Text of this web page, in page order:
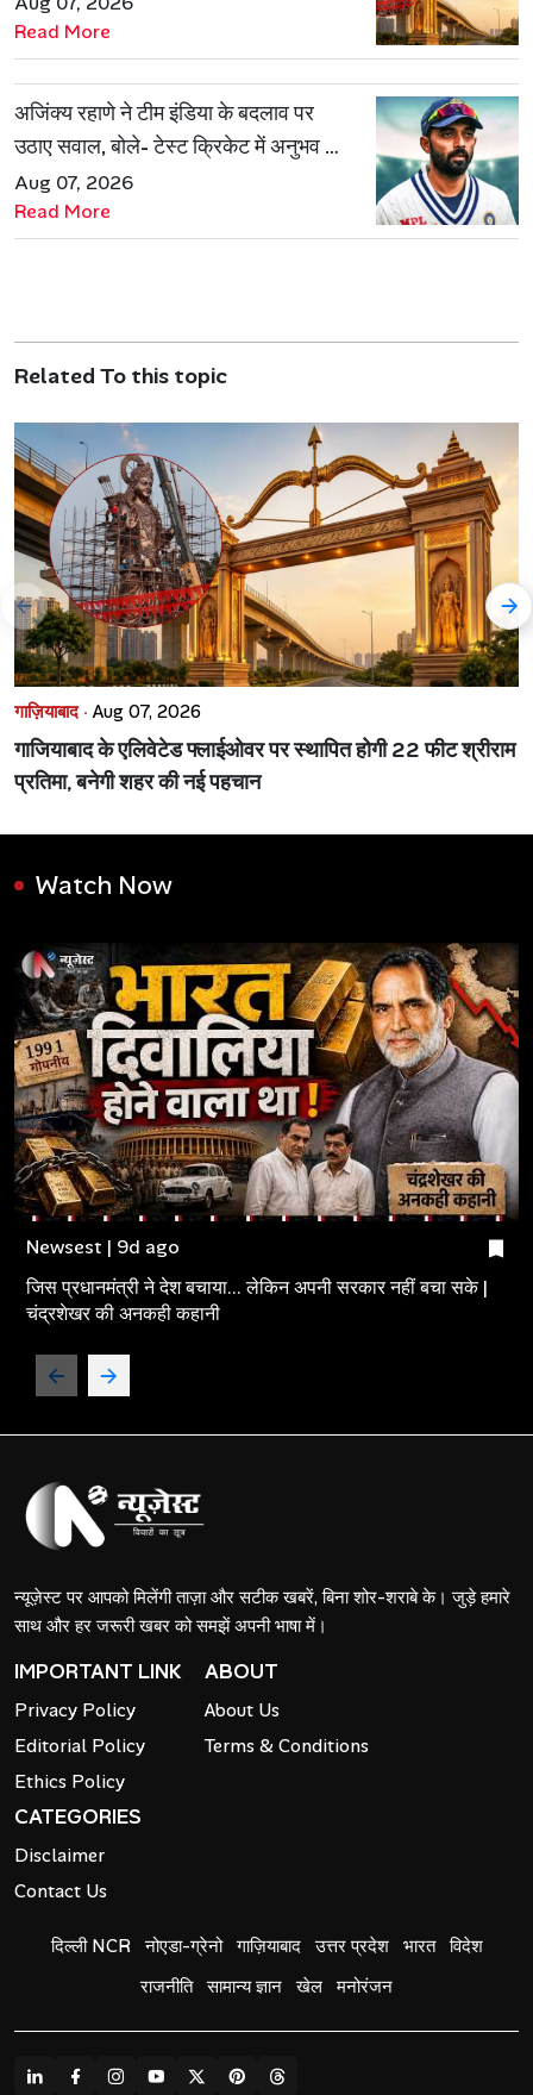
Read More
अजिंक्य रहाणे ने टीम इंडिया के बदलाव पर
उठाए सवाल, बोले- टेस्ट क्रिकेट में अनुभव की
जरूरत हमेशा रहेगी
Aug 07, 2026
Read More
Related To this topic
गाज़ियाबाद · Aug 07, 2026
गाजियाबाद के एलिवेटेड फ्लाईओवर पर स्थापित होगी 22 फीट श्रीराम
प्रतिमा, बनेगी शहर की नई पहचान
Watch Now
Newsest | 9d ago
जिस प्रधानमंत्री ने देश बचाया... लेकिन अपनी सरकार नहीं बचा सके |
चंद्रशेखर की अनकही कहानी
न्यूज़ेस्ट पर आपको मिलेंगी ताज़ा और सटीक खबरें, बिना शोर-शराबे के। जुड़े हमारे
साथ और हर जरूरी खबर को समझें अपनी भाषा में।
IMPORTANT LINK
Privacy Policy
Editorial Policy
Ethics Policy
ABOUT
About Us
Terms & Conditions
CATEGORIES
Disclaimer
Contact Us
दिल्ली NCR नोएडा-ग्रेनो गाज़ियाबाद उत्तर प्रदेश भारत विदेश
राजनीति सामान्य ज्ञान खेल मनोरंजन